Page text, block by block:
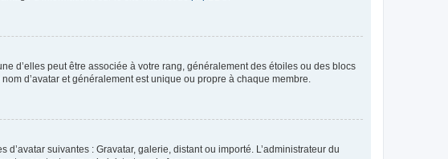
d’elles peut être associée à votre rang, généralement des étoiles ou des blocs
d’avatar et généralement est unique ou propre à chaque membre.
suivantes : Gravatar, galerie, distant ou importé. L’administrateur du